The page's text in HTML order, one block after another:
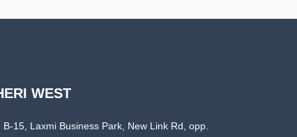
WEST
B-15, Laxmi Business Park, New Link Rd, opp.